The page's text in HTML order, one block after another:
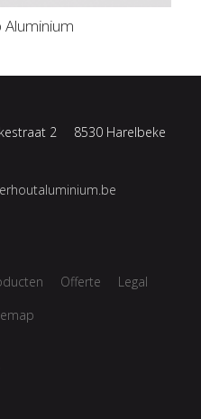
2
8530 Harelbeke
Offerte
Legal